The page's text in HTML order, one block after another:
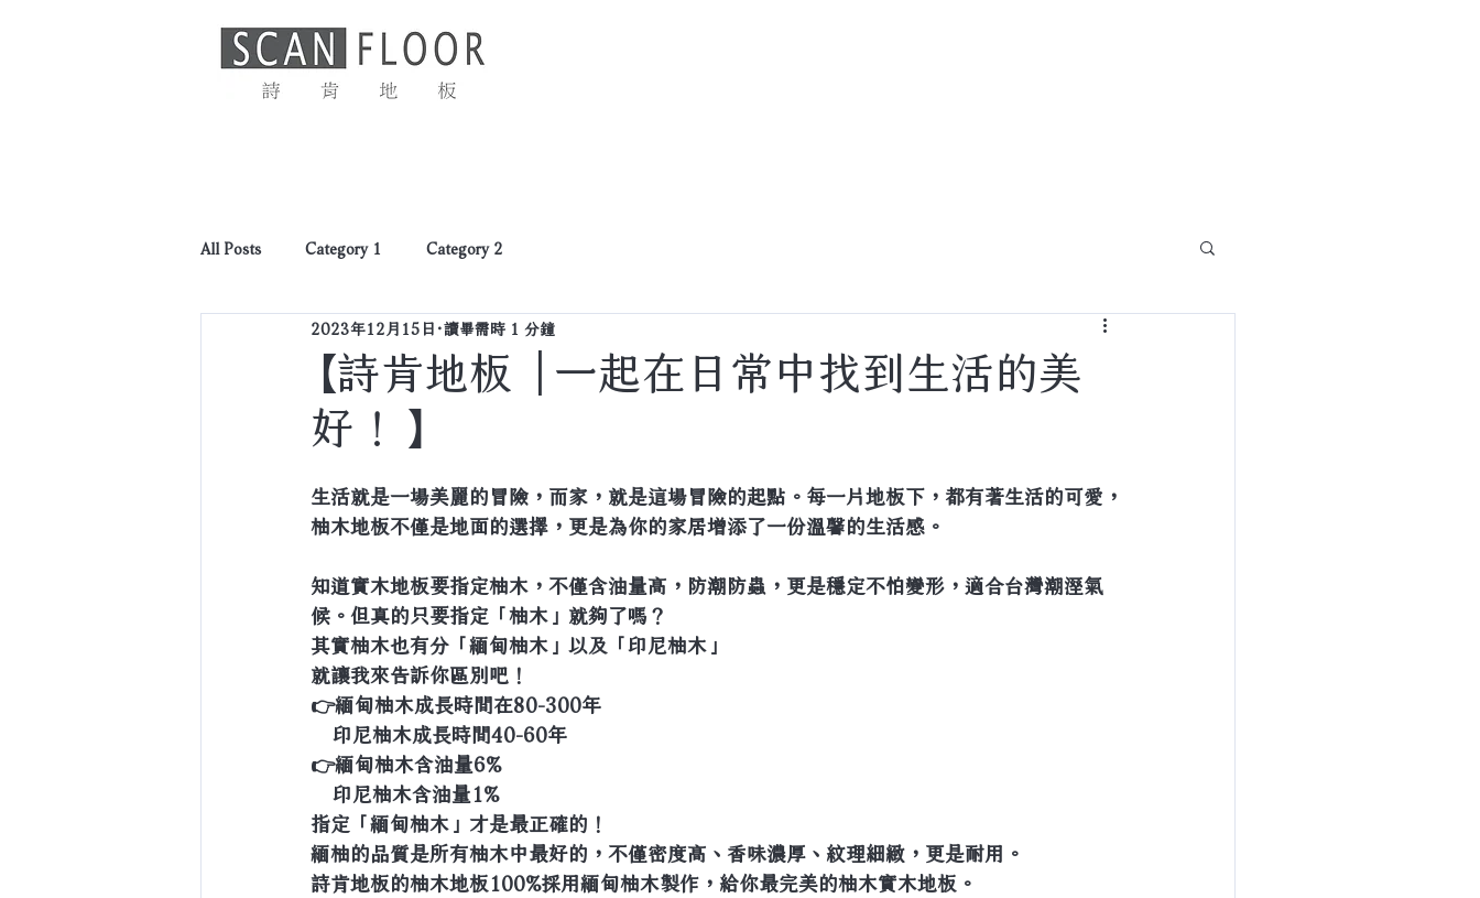
All Posts Category 1 Category 2
【詩肯地板 |一起在日常中找到生活的美
好！】
2023年12月15日 讀畢需時 1 分鐘
生活就是一場美麗的冒險，而家，就是這場冒險的起點。每一片地板下，都有著生活的可愛，
柚木地板不僅是地面的選擇，更是為你的家居增添了一份溫馨的生活感。
知道實木地板要指定柚木，不僅含油量高，防潮防蟲，更是穩定不怕變形，適合台灣潮溼氣
候。但真的只要指定「柚木」就夠了嗎？
其實柚木也有分「緬甸柚木」以及「印尼柚木」
就讓我來告訴你區別吧！
👉緬甸柚木成長時間在80-300年
    印尼柚木成長時間40-60年
👉緬甸柚木含油量6%
    印尼柚木含油量1%
指定「緬甸柚木」才是最正確的！
緬柚的品質是所有柚木中最好的，不僅密度高、香味濃厚、紋理細緻，更是耐用。
詩肯地板的柚木地板100%採用緬甸柚木製作，給你最完美的柚木實木地板。